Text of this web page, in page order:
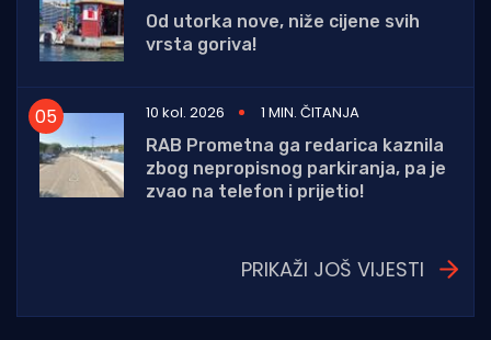
Od utorka nove, niže cijene svih
vrsta goriva!
10 kol. 2026
1 MIN. ČITANJA
RAB Prometna ga redarica kaznila
zbog nepropisnog parkiranja, pa je
zvao na telefon i prijetio!
PRIKAŽI JOŠ VIJESTI